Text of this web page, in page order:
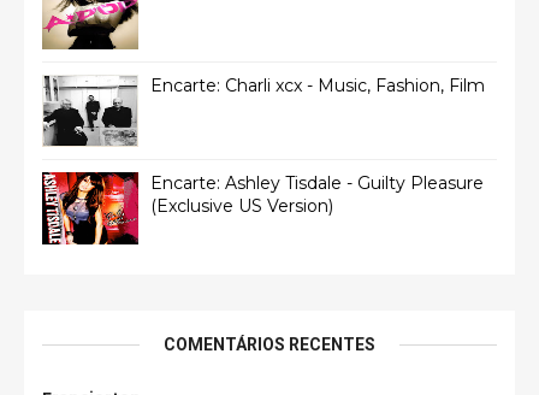
Encarte: Charli xcx - Music, Fashion, Film
Encarte: Ashley Tisdale - Guilty Pleasure
(Exclusive US Version)
COMENTÁRIOS RECENTES